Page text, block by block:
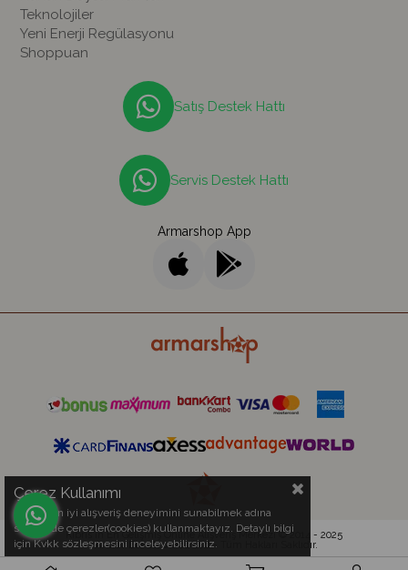
Teknolojiler
Yeni Enerji Regülasyonu
Shoppuan
Satış Destek Hattı
Servis Destek Hattı
Armarshop App
Kıbrıs'ın En Gelişmiş Online Alışveriş Merkezi © 2014 - 2025
Armar Electronics Ltd.- Tüm Hakları Saklıdır.
Çerez Kullanımı
Sizlere en iyi alışveriş deneyimini sunabilmek adına
sitemizde çerezler(cookies) kullanmaktayız. Detaylı bilgi
için Kvkk sözleşmesini inceleyebilirsiniz.